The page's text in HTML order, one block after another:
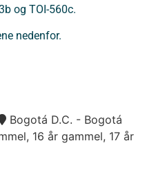
og TOI-560c.
nedenfor.
Bogotá D.C. - Bogotá
16 år gammel, 17 år